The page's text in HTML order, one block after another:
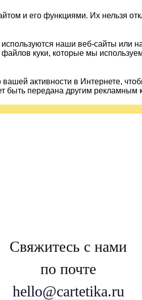
и его функциями. Их нельзя
наши веб-сайты или
куки, которые мы
активности в Интернете,
быть передана другим
Свяжитесь с нами
по почте
hello@cartetika.ru